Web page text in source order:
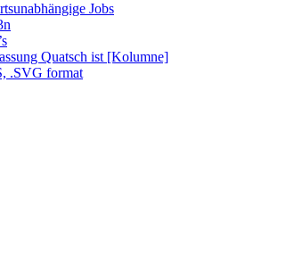
Jobs
Quatsch ist [Kolumne]
.SVG format